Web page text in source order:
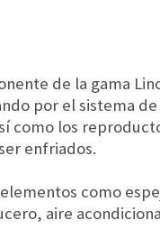
de la gama
por el sistema
como los
enfriados.
como
aire